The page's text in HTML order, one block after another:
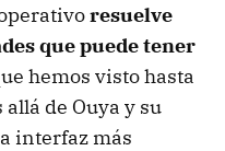
resuelve
que puede tener
hemos visto hasta
de Ouya y su
interfaz más